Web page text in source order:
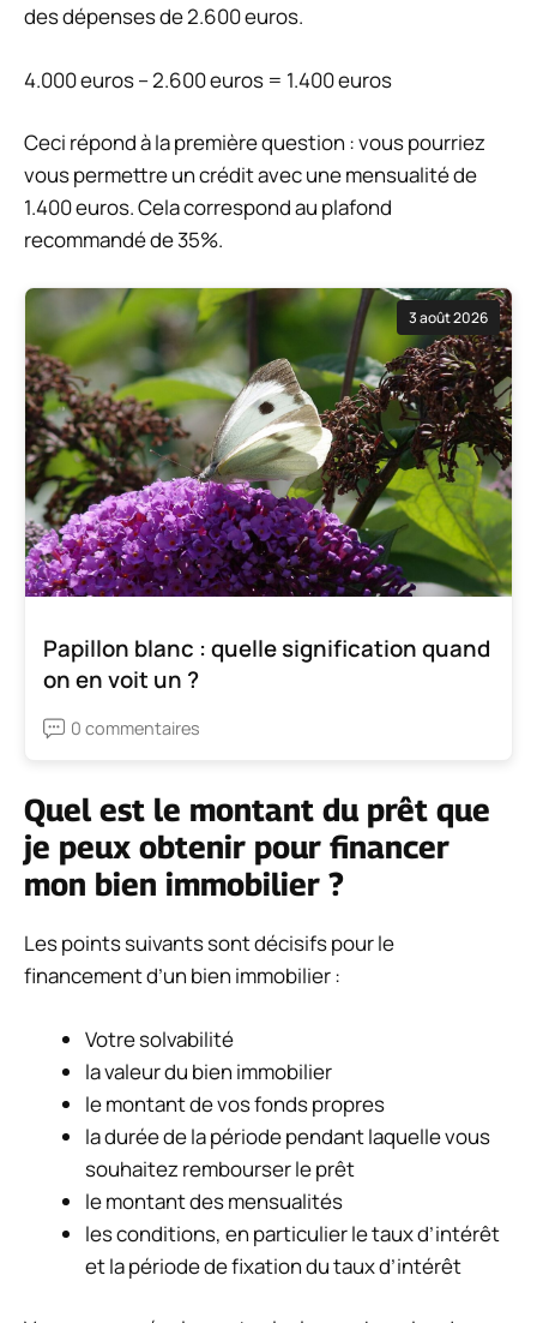
des dépenses de 2.600 euros.
4.000 euros – 2.600 euros = 1.400 euros
Ceci répond à la première question : vous pourriez
vous permettre un crédit avec une mensualité de
1.400 euros. Cela correspond au plafond
recommandé de 35%.
3 août 2026
Papillon blanc : quelle signification quand
on en voit un ?
0 commentaires
Quel est le montant du prêt que
je peux obtenir pour financer
mon bien immobilier ?
Les points suivants sont décisifs pour le
financement d’un bien immobilier :
Votre solvabilité
la valeur du bien immobilier
le montant de vos fonds propres
la durée de la période pendant laquelle vous
souhaitez rembourser le prêt
le montant des mensualités
les conditions, en particulier le taux d’intérêt
et la période de fixation du taux d’intérêt